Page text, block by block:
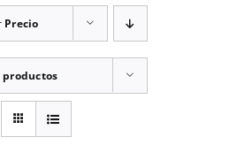
Precio
productos